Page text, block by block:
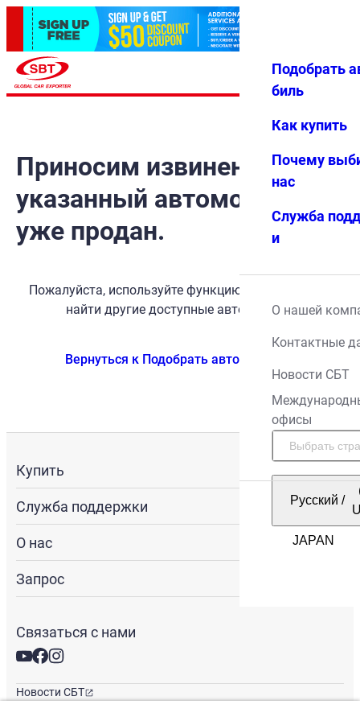
Избранн
Меню
Подобрать
биль
Как купить
Почему
нас
Служба
и
О нашей
Контактные
Новости СБТ
офисы
Русский /
Приносим извинения, но
указанный автомобиль
уже продан.
Пожалуйста, используйте функцию поиска, чтобы
найти другие доступные автомобили.
Вернуться к Подобрать автомобиль
Купить
Служба поддержки
О нас
Запрос
Связаться с нами
Новости СБТ